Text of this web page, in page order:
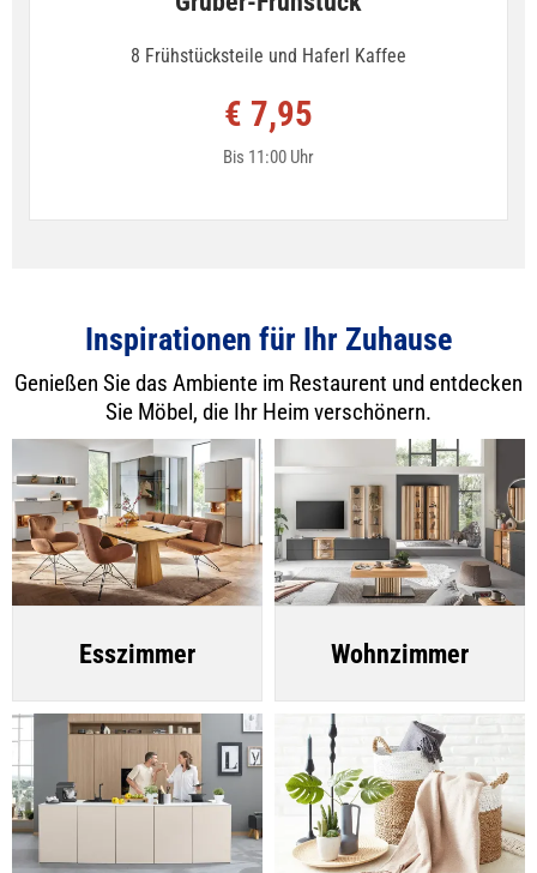
8 Frühstücksteile und Haferl Kaffee
€ 7,95
Bis 11:00 Uhr
Inspirationen für Ihr Zuhause
Genießen Sie das Ambiente im Restaurent und entdecken
Sie Möbel, die Ihr Heim verschönern.
Esszimmer Wohnzimmer